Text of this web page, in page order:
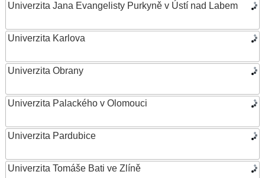
Univerzita Jana Evangelisty Purkyně v Ústí nad Labem
Univerzita Karlova
Univerzita Obrany
Univerzita Palackého v Olomouci
Univerzita Pardubice
Univerzita Tomáše Bati ve Zlíně